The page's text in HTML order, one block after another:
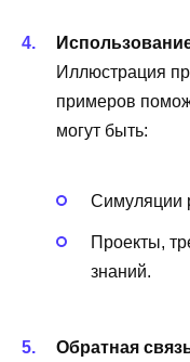
Иллюстрация
примеров
могут быть:
Симуляции
Проекты,
знаний.
Обратная